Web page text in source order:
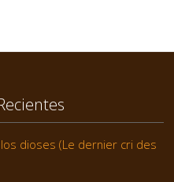
dioses (Le dernier cri des